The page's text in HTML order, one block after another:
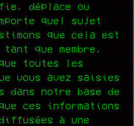
déplace ou
quel sujet
que cela est
que membre,
toutes les
vous avez saisies
dans notre base de
ces informations
à une